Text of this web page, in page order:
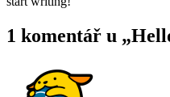
1 komentář u